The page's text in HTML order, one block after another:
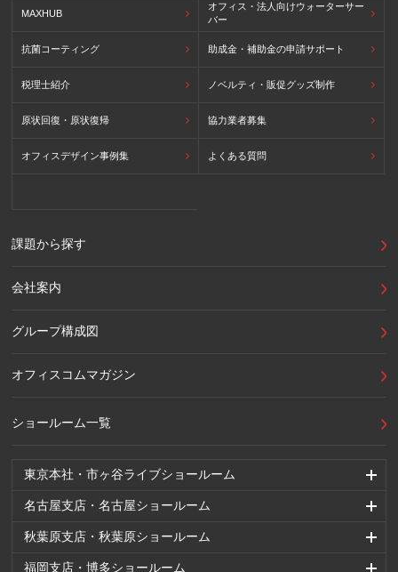
東京本社・市ヶ谷ライブショールーム
名古屋支店・名古屋ショールーム
秋葉原支店・秋葉原ショールーム
福岡支店・博多ショールーム
MAXHUB
オフィス・法人向けウォーターサー
バー
抗菌コーティング 助成金・補助金の申請サポート
税理士紹介 ノベルティ・販促グッズ制作
原状回復・原状復帰 協力業者募集
オフィスデザイン事例集 よくある質問
課題から探す
会社案内
グループ構成図
オフィスコムマガジン
ショールーム一覧